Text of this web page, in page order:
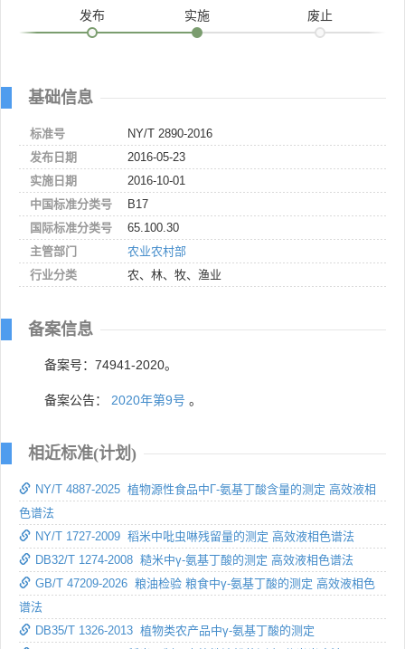
发布 实施 废止
基础信息
标准号
NY/T 2890-2016
发布日期
2016-05-23
实施日期
2016-10-01
中国标准分类号
B17
国际标准分类号
65.100.30
主管部门
农业农村部
行业分类
农、林、牧、渔业
备案信息
备案号：74941-2020。
备案公告： 2020年第9号 。
相近标准(计划)
NY/T 4887-2025 植物源性食品中Γ-氨基丁酸含量的测定 高效液相
色谱法
NY/T 1727-2009 稻米中吡虫啉残留量的测定 高效液相色谱法
DB32/T 1274-2008 糙米中γ-氨基丁酸的测定 高效液相色谱法
GB/T 47209-2026 粮油检验 粮食中γ-氨基丁酸的测定 高效液相色
谱法
DB35/T 1326-2013 植物类农产品中γ-氨基丁酸的测定